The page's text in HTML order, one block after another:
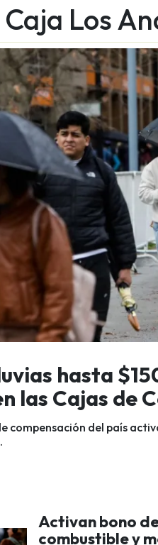
Caja Los
hasta
las Cajas de
compensación del país
Activan bono
combustible y